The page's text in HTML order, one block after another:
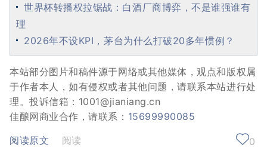
世界杯转播权拉锯战：白酒厂商博弈，不是谁强谁有
理
2026年不设KPI，茅台为什么打破20多年惯例？
本站部分图片和稿件源于网络或其他媒体，观点和版权属
于作者本人，如有侵权或者其他问题，请联系本站进行处
理。投诉信箱：1001@jianiang.cn
佳酿网商业合作，请联系： 15699990085
阅读原文
阅读 0